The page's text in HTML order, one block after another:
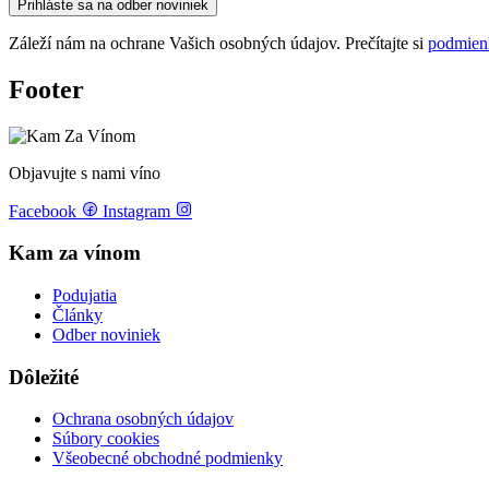
Prihláste sa na odber noviniek
Záleží nám na ochrane Vašich osobných údajov. Prečítajte si
Footer
Objavujte s nami víno
Facebook Instagram
Kam za vínom
Podujatia
Články
Odber noviniek
Dôležité
Ochrana osobných údajov
Súbory cookies
Všeobecné obchodné podmienky